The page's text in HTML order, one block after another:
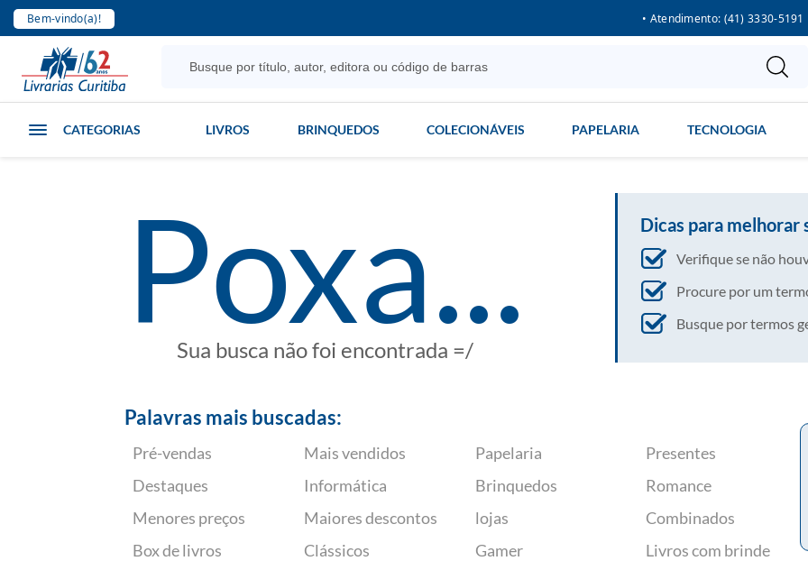
Bem-vindo(a)! • Atendimento: (41) 3330-5191
CATEGORIAS LIVROS BRINQUEDOS COLECIONÁVEIS PAPELARIA TECNOLOGIA
poxa...
Sua busca não foi encontrada =/
Dicas para melhorar
Verifique se não
Procure por um
Busque por termos
Palavras mais buscadas:
Pré-vendas
Destaques
Menores preços
Box de livros
Mais vendidos
Informática
Maiores descontos
Clássicos
Papelaria
Brinquedos
lojas
Gamer
Presentes
Romance
Combinados
Livros com brinde